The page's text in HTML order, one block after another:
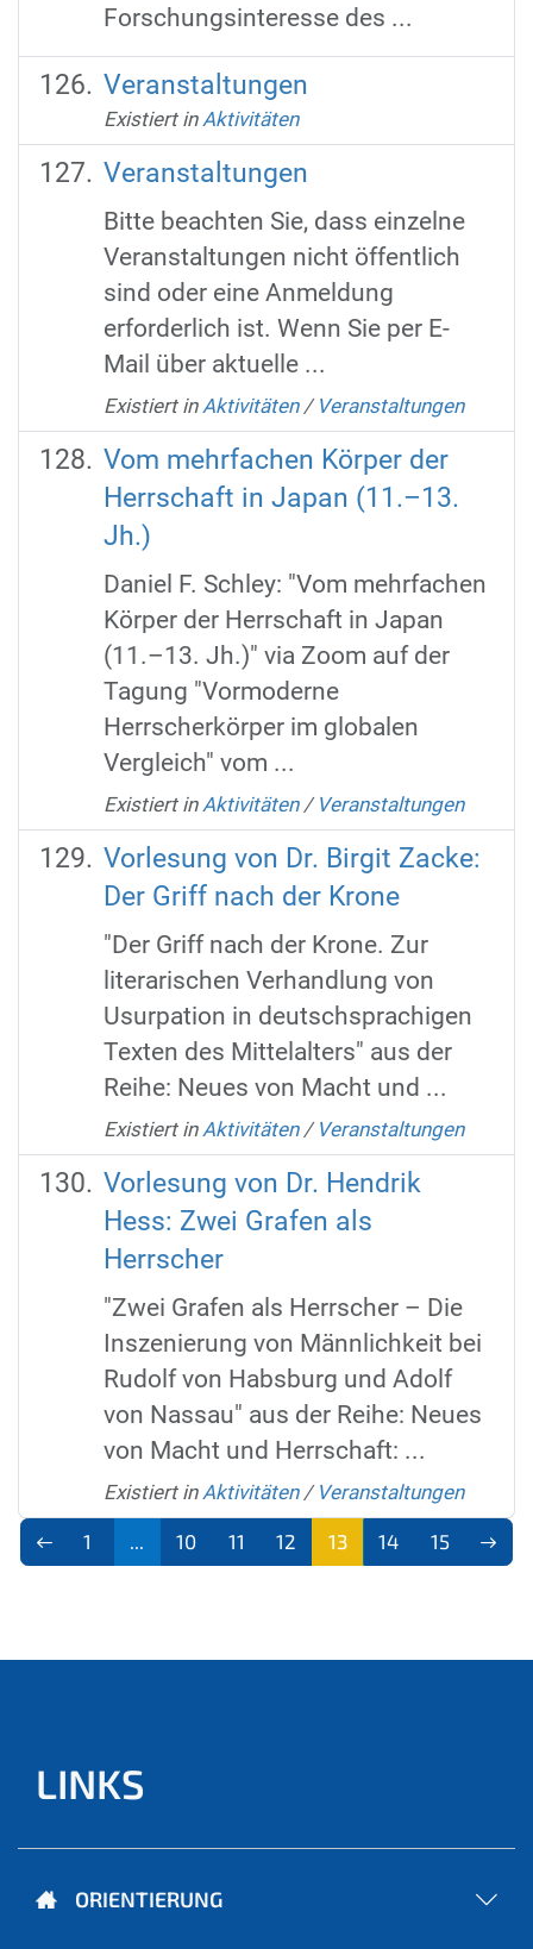
Forschungsinteresse des ...
Veranstaltungen
Existiert in Aktivitäten
Veranstaltungen
Bitte beachten Sie, dass einzelne
Veranstaltungen nicht öffentlich
sind oder eine Anmeldung
erforderlich ist. Wenn Sie per E-
Mail über aktuelle ...
Existiert in Aktivitäten / Veranstaltungen
Vom mehrfachen Körper der
Herrschaft in Japan (11.–13.
Jh.)
Daniel F. Schley: "Vom mehrfachen
Körper der Herrschaft in Japan
(11.–13. Jh.)" via Zoom auf der
Tagung "Vormoderne
Herrscherkörper im globalen
Vergleich" vom ...
Existiert in Aktivitäten / Veranstaltungen
Vorlesung von Dr. Birgit Zacke:
Der Griff nach der Krone
"Der Griff nach der Krone. Zur
literarischen Verhandlung von
Usurpation in deutschsprachigen
Texten des Mittelalters" aus der
Reihe: Neues von Macht und ...
Existiert in Aktivitäten / Veranstaltungen
Vorlesung von Dr. Hendrik
Hess: Zwei Grafen als
Herrscher
"Zwei Grafen als Herrscher – Die
Inszenierung von Männlichkeit bei
Rudolf von Habsburg und Adolf
von Nassau" aus der Reihe: Neues
von Macht und Herrschaft: ...
Existiert in Aktivitäten / Veranstaltungen
1 ... 10 11 12
13
14 15
LINKS
ORIENTIERUNG